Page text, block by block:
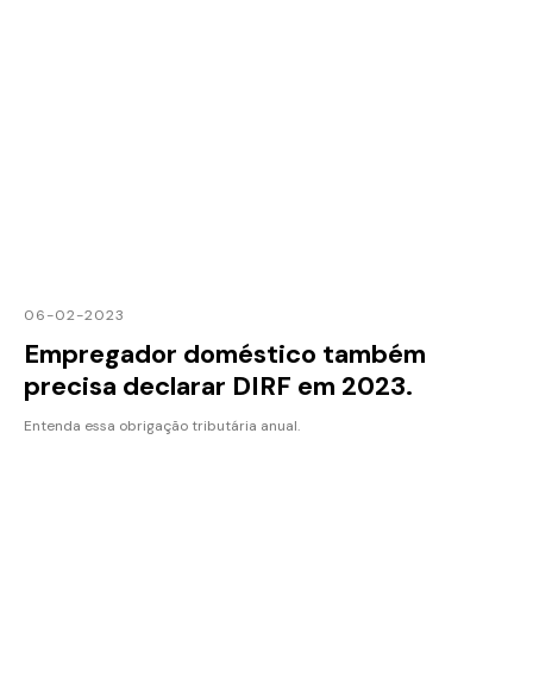
06-02-2023
Empregador doméstico também
precisa declarar DIRF em 2023.
Entenda essa obrigação tributária anual.